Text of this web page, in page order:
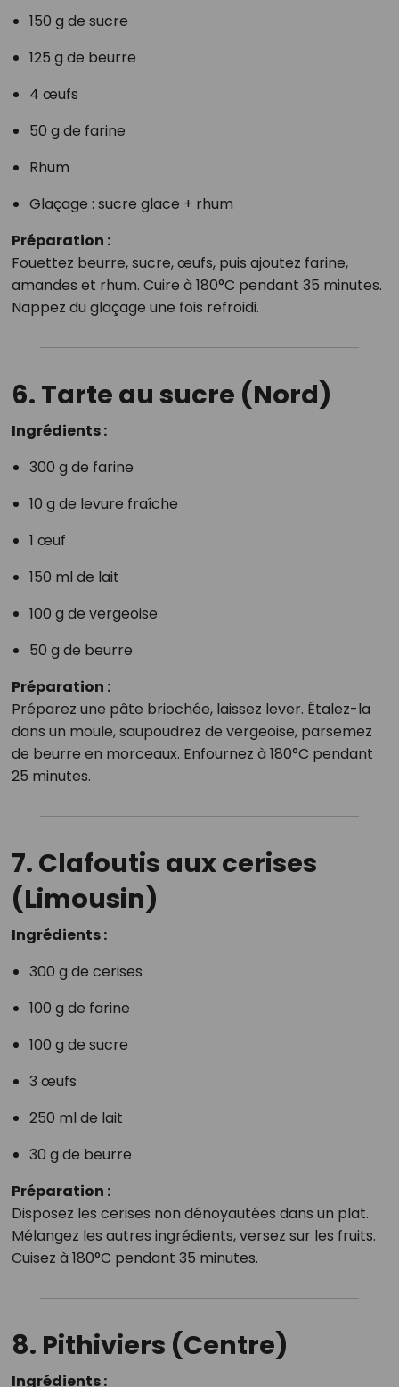
150 g de sucre
125 g de beurre
4 œufs
50 g de farine
Rhum
Glaçage : sucre glace + rhum
Préparation :
Fouettez beurre, sucre, œufs, puis ajoutez farine,
amandes et rhum. Cuire à 180°C pendant 35 minutes.
Nappez du glaçage une fois refroidi.
6. Tarte au sucre (Nord)
Ingrédients :
300 g de farine
10 g de levure fraîche
1 œuf
150 ml de lait
100 g de vergeoise
50 g de beurre
Préparation :
Préparez une pâte briochée, laissez lever. Étalez-la
dans un moule, saupoudrez de vergeoise, parsemez
de beurre en morceaux. Enfournez à 180°C pendant
25 minutes.
7. Clafoutis aux cerises
(Limousin)
Ingrédients :
300 g de cerises
100 g de farine
100 g de sucre
3 œufs
250 ml de lait
30 g de beurre
Préparation :
Disposez les cerises non dénoyautées dans un plat.
Mélangez les autres ingrédients, versez sur les fruits.
Cuisez à 180°C pendant 35 minutes.
8. Pithiviers (Centre)
Ingrédients :